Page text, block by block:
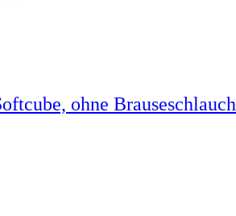
ohne Brauseschlauch